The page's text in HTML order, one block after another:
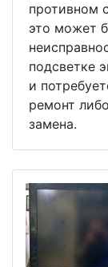
противном
это может
подсветке
и
ремонт либо
замена.